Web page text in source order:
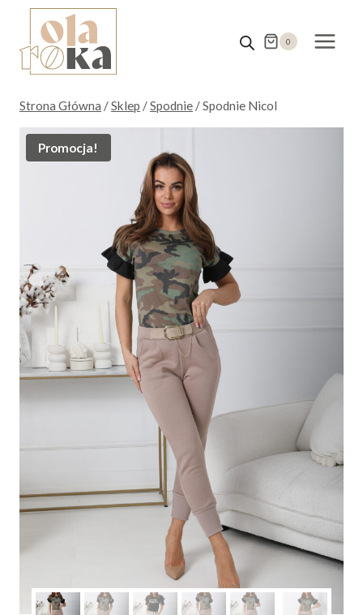
Przejdź
treści
0
Strona Główna /Sklep /Spodnie /Spodnie Nicol
Promocja!